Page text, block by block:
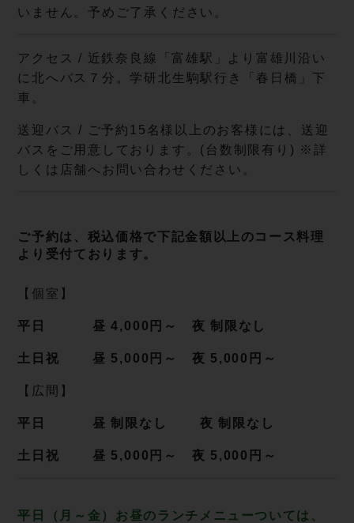
いません。予めご了承ください。
アクセス / 近鉄奈良線「富雄駅」より富雄川沿い
に北へバス７分。学研北生駒駅行き「春日橋」下
車。
送迎バス / ご予約15名様以上のお客様には、送迎
バスをご用意しております。(台数制限有り) ※詳
しくは店舗へお問い合わせください。
ご予約は、税込価格で下記金額以上のコース料理
より受付ております。
【個室】
平日 昼 4,000円～ 夜 制限なし
土日祝 昼 5,000円～ 夜 5,000円～
【広間】
平日 昼 制限なし 夜 制限なし
土日祝 昼 5,000円～ 夜 5,000円～
平日（月～金）お昼のランチメニューついては、